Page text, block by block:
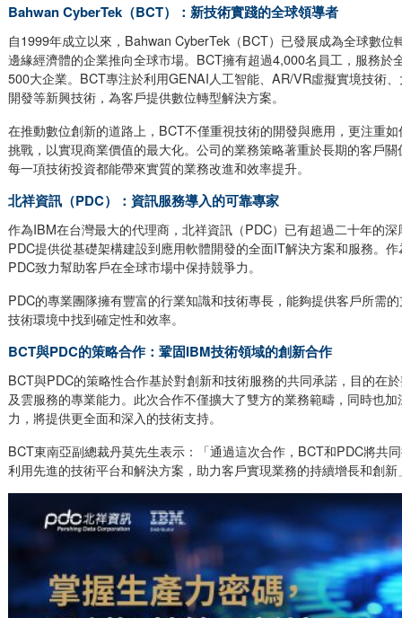
Bahwan CyberTek（BCT）：新技術實踐的全球領導者
自1999年成立以來，Bahwan CyberTek（BCT）已發展成為全球數位
邊緣經濟體的企業推向全球市場。BCT擁有超過4,000名員工，服務於
500大企業。BCT專注於利用GENAI人工智能、AR/VR虛擬實境技術
開發等新興技術，為客戶提供數位轉型解決方案。
在推動數位創新的道路上，BCT不僅重視技術的開發與應用，更注重
挑戰，以實現商業價值的最大化。公司的業務策略著重於長期的客戶
每一項技術投資都能帶來實質的業務改進和效率提升。
北祥資訊（PDC）：資訊服務導入的可靠專家
作為IBM在台灣最大的代理商，北祥資訊（PDC）已有超過二十年的
PDC提供從基礎架構建設到應用軟體開發的全面IT解決方案和服務。
PDC致力幫助客戶在全球市場中保持競爭力。
PDC的專業團隊擁有豐富的行業知識和技術專長，能夠提供客戶所需
技術環境中找到確定性和效率。
BCT與PDC的策略合作：鞏固IBM技術領域的創新合作
BCT與PDC的策略性合作基於對創新和技術服務的共同承諾，目的在
及雲服務的專業能力。此次合作不僅擴大了雙方的業務範疇，同時也
力，將提供更全面和深入的技術支持。
BCT東南亞副總裁丹莫先生表示：「通過這次合作，BCT和PDC將共
利用先進的技術平台和解決方案，助力客戶實現業務的持續增長和創新